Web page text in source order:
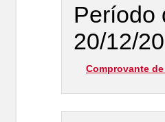
Período
20/12/
Comprovante